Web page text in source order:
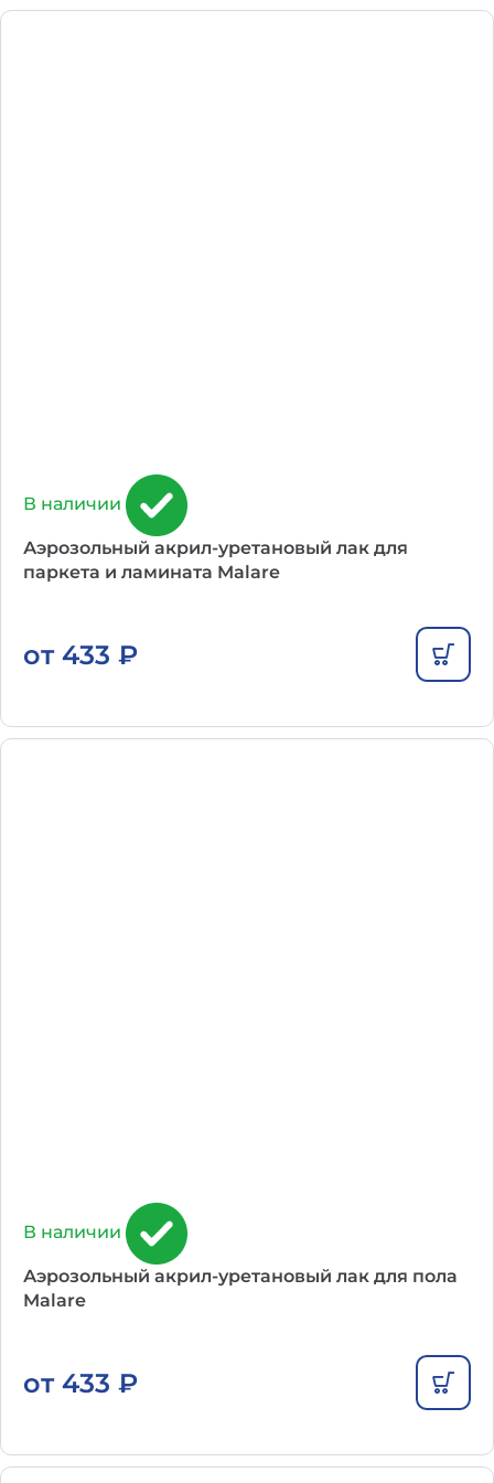
В наличии
Аэрозольный акрил-уретановый лак для
паркета и ламината Malare
от 433 ₽
В наличии
Аэрозольный акрил-уретановый лак для пола
Malare
от 433 ₽